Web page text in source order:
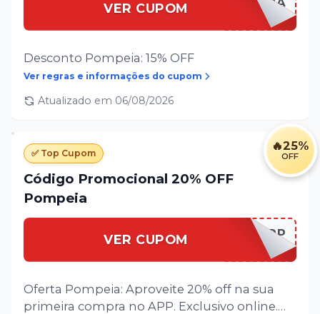
VER CUPOM
Desconto Pompeia: 15% OFF
Ver regras e informações do cupom
Atualizado em 06/08/2026
🔥25%
OFF
✅ Top Cupom
Código Promocional 20% OFF
Pompeia
VER CUPOM 20NOAPP
Oferta Pompeia: Aproveite 20% off na sua
primeira compra no APP. Exclusivo online.